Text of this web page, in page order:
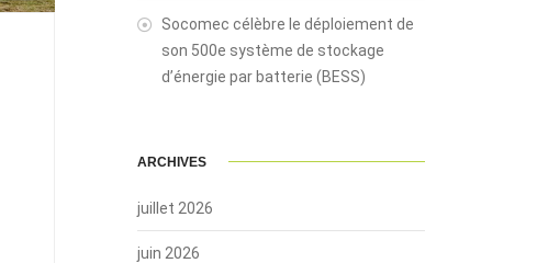
Socomec célèbre le déploiement de
son 500e système de stockage
d’énergie par batterie (BESS)
ARCHIVES
juillet 2026
juin 2026